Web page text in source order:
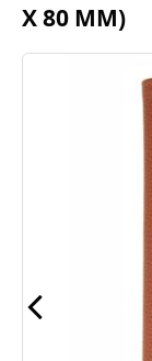
X 80 MM)